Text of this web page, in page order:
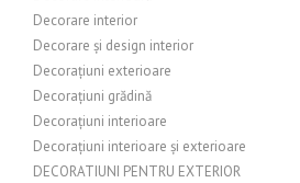
Decorare interior
Decorare și design interior
Decorațiuni exterioare
Decorațiuni grădină
Decorațiuni interioare
Decorațiuni interioare și exterioare
DECORATIUNI PENTRU EXTERIOR